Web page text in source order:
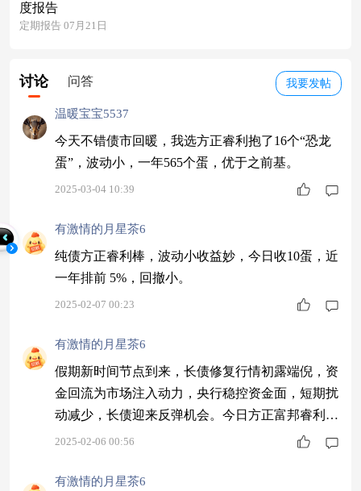
度报告
定期报告 07月21日
我要发帖
讨论 问答
温暖宝宝5537
今天不错债市回暖，我选方正睿利抱了16个“恐龙
蛋”，波动小，一年565个蛋，优于之前基。
2025-03-04 10:39
有激情的月星茶6
纯债方正睿利棒，波动小收益妙，今日收10蛋，近
一年排前 5%，回撤小。
2025-02-07 00:23
有激情的月星茶6
假期新时间节点到来，长债修复行情初露端倪，资
金回流为市场注入动力，央行稳控资金面，短期扰
动减少，长债迎来反弹机会。今日方正富邦睿利收
获12个蛋，债市修复行情值得期待。
2025-02-06 00:56
有激情的月星茶6